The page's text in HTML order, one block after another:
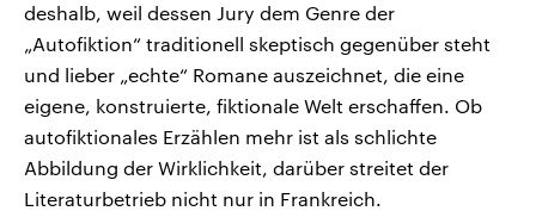
deshalb, weil dessen Jury dem Genre der
„Autofiktion“ traditionell skeptisch gegenüber steht
und lieber „echte“ Romane auszeichnet, die eine
eigene, konstruierte, fiktionale Welt erschaffen. Ob
autofiktionales Erzählen mehr ist als schlichte
Abbildung der Wirklichkeit, darüber streitet der
Literaturbetrieb nicht nur in Frankreich.